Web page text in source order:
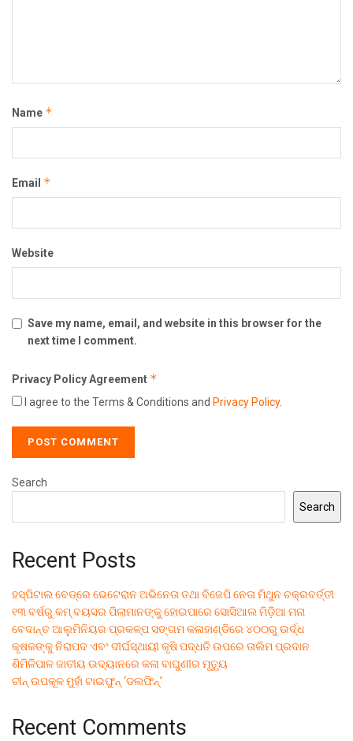
Name *
Email *
Website
Save my name, email, and website in this browser for the
next time I comment.
Privacy Policy Agreement *
I agree to the Terms & Conditions and Privacy Policy.
Search
Search
Recent Posts
ହସ୍ପିଟାଲ ବେଡ୍‌ରେ ଭେଟେରାନ ଅଭିନେତା ତଥା ବିଜେପି ନେତା ମିଥୁନ ଚକ୍ରବର୍ତ୍ତୀ
୧୩ ବର୍ଷରୁ କମ୍ ବୟସର ପିଲାମାନଙ୍କୁ ହୋଇପାରେ ସୋସିଆଲ ମିଡ଼ିଆ ମନା
ବେଦାନ୍ତ ଆଲୁମିନିୟର ପ୍ରକଳ୍ପ ସଙ୍ଗମ କଳାହାଣ୍ଡିରେ ୪୦୦ରୁ ଉର୍ଦ୍ଧ
କୃଷକଙ୍କୁ ନିରାପଦ ଏବଂ ଦୀର୍ଘସ୍ଥାୟୀ କୃଷି ପଦ୍ଧତି ଉପରେ ତାଲିମ ପ୍ରଦାନ
ଶିମିଳିପାଳ ଜାତୀୟ ଉଦ୍ୟାନରେ କଳା ବାଘୁଣୀର ମୃତ୍ୟୁ
ଚୀନ୍ ଉପକୂଳ ମୁହାଁ ଟାଇଫୁନ୍ ‘ଡଲଫିନ୍’
Recent Comments